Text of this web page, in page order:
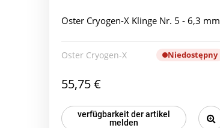
Oster Cryogen-X Klinge Nr. 5 - 6,3 mm
Oster Cryogen-X Niedostępny
55,75 €
verfügbarkeit der artikel
melden